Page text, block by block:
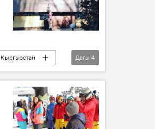
Кыргызстан
Дагы 4